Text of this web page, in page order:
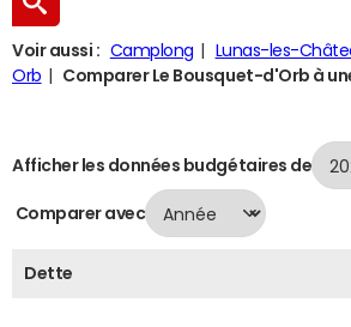
Voir aussi : Camplong Lunas-les-
Orb
Comparer Le Bousquet-d'Orb à
Afficher les données budgétaires de
Comparer avec
Dette